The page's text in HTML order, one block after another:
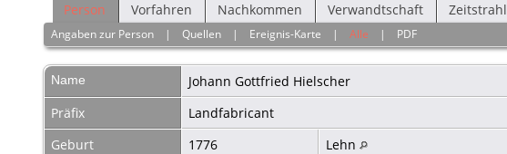
Person Vorfahren Nachkommen Verwandtschaft Zeitstrahl
Angaben zur Person |Quellen | Ereignis-Karte |Alle | PDF
Name Johann Gottfried Hielscher
Präfix
Landfabricant
Geburt
1776
Lehn